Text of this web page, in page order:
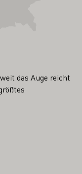
das Auge reicht